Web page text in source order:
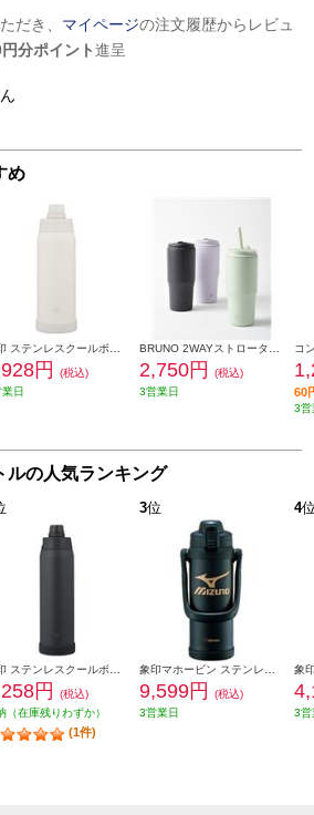
だき、 マイページの注文履歴からレビュ
分ポイント進呈
め
円
(税込)
日
2,750円
(税込)
3営業日
60
3営
ルの人気ランキング
円
(税込)
（在庫残りわずか）
(1件)
3位
9,599円
(税込)
3営業日
4
3営